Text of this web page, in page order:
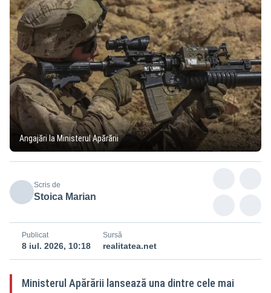
Angajări la Ministerul Apărării
Scris de
Stoica Marian
Publicat
8 iul. 2026, 10:18
Sursă
realitatea.net
Ministerul Apărării lansează una dintre cele mai